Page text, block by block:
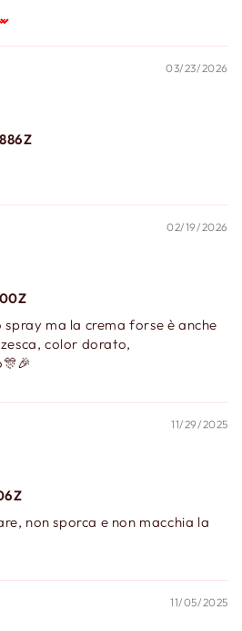
03/23/2026
02/19/2026
spray ma la crema forse è anche
color dorato,
11/29/2025
non sporca e non macchia la
11/05/2025